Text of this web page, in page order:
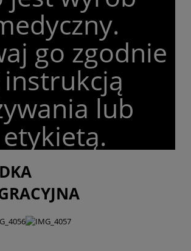
go zgodnie
instrukcją
lub
etykietą.